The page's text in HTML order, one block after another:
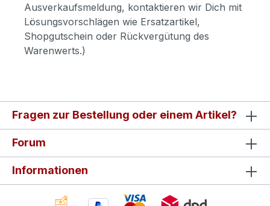
Ausverkaufsmeldung, kontaktieren wir Dich mit
Lösungsvorschlägen wie Ersatzartikel,
Shopgutschein oder Rückvergütung des
Warenwerts.)
Fragen zur Bestellung oder einem Artikel?
Forum
Informationen